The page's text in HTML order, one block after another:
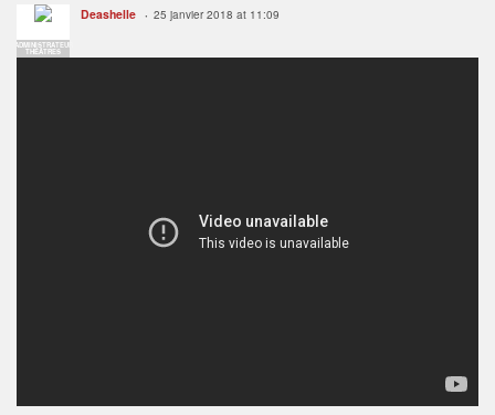
ADMINISTRATEUR
THÉÂTRES
Deashelle 25 janvier 2018 at 11:09